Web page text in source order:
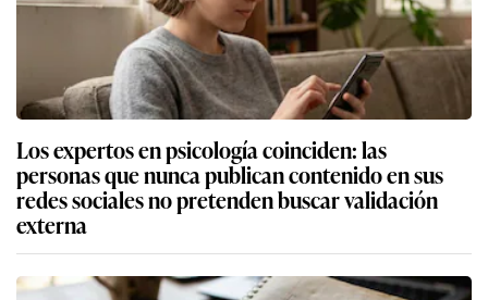
Los expertos en psicología coinciden: las
personas que nunca publican contenido en sus
redes sociales no pretenden buscar validación
externa